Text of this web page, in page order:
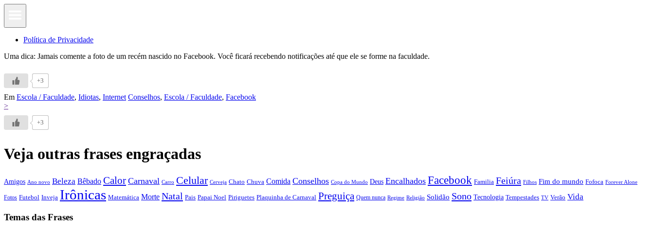
Política de Privacidade
Uma dica: Jamais comente a foto de um recém nascido no Facebook. Você ficará recebendo notificações até que ele se forme na faculdade.
+3
Em Escola / Faculdade, Idiotas, Internet Conselhos, Escola / Faculdade, Facebook
>
+3
Veja outras frases engraçadas
Amigos Ano novo Beleza Bêbado Calor Carnaval Carro Celular Cerveja Chato Chuva Comida Conselhos Copa do Mundo Deus Encalhados Facebook Familia Feiúra Filhos Fim do mundo Fofoca Forever Alone
Fotos Futebol Inveja Irônicas Matemática Morte Natal Pais Papai Noel Piriguetes Plaquinha de Carnaval Preguiça Quem nunca Regime Religião Solidão Sono Tecnologia Tempestades TV Verão Vida
Temas das Frases